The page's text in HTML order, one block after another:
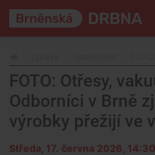
FOTO: Otřesy,
Odborníci v Brně
výrobky přežijí ve
Středa, 17. června 2026, 14:30